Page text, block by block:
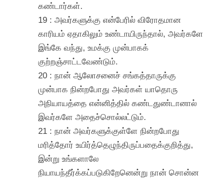
கண்டார்கள்.
19 : அவர்களுக்கு என்பேரில் விரோதமான
காரியம் ஏதாகிலும் உண்டாயிருந்தால், அவர்களே
இங்கே வந்து, உமக்கு முன்பாகக்
குற்றஞ்சாட்டவேண்டும்.
20 : நான் ஆலோசனைச் சங்கத்தாருக்கு
முன்பாக நின்றபோது அவர்கள் யாதொரு
அநியாயத்தை என்னித்தில் கண்டதுண்டானால்
இவர்களே அதைச்சொல்லட்டும்.
21 : நான் அவர்களுக்குள்ளே நின்றபோது
மரித்தோர் உயிர்த்தெழுந்திருப்பதைக்குறித்து,
இன்று உங்களாலே
நியாயந்தீர்க்கப்படுகிறேனென்று நான் சொன்ன